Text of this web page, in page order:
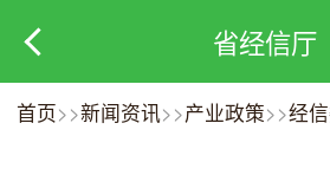
省经信厅
首页>>新闻资讯>>产业政策>>经